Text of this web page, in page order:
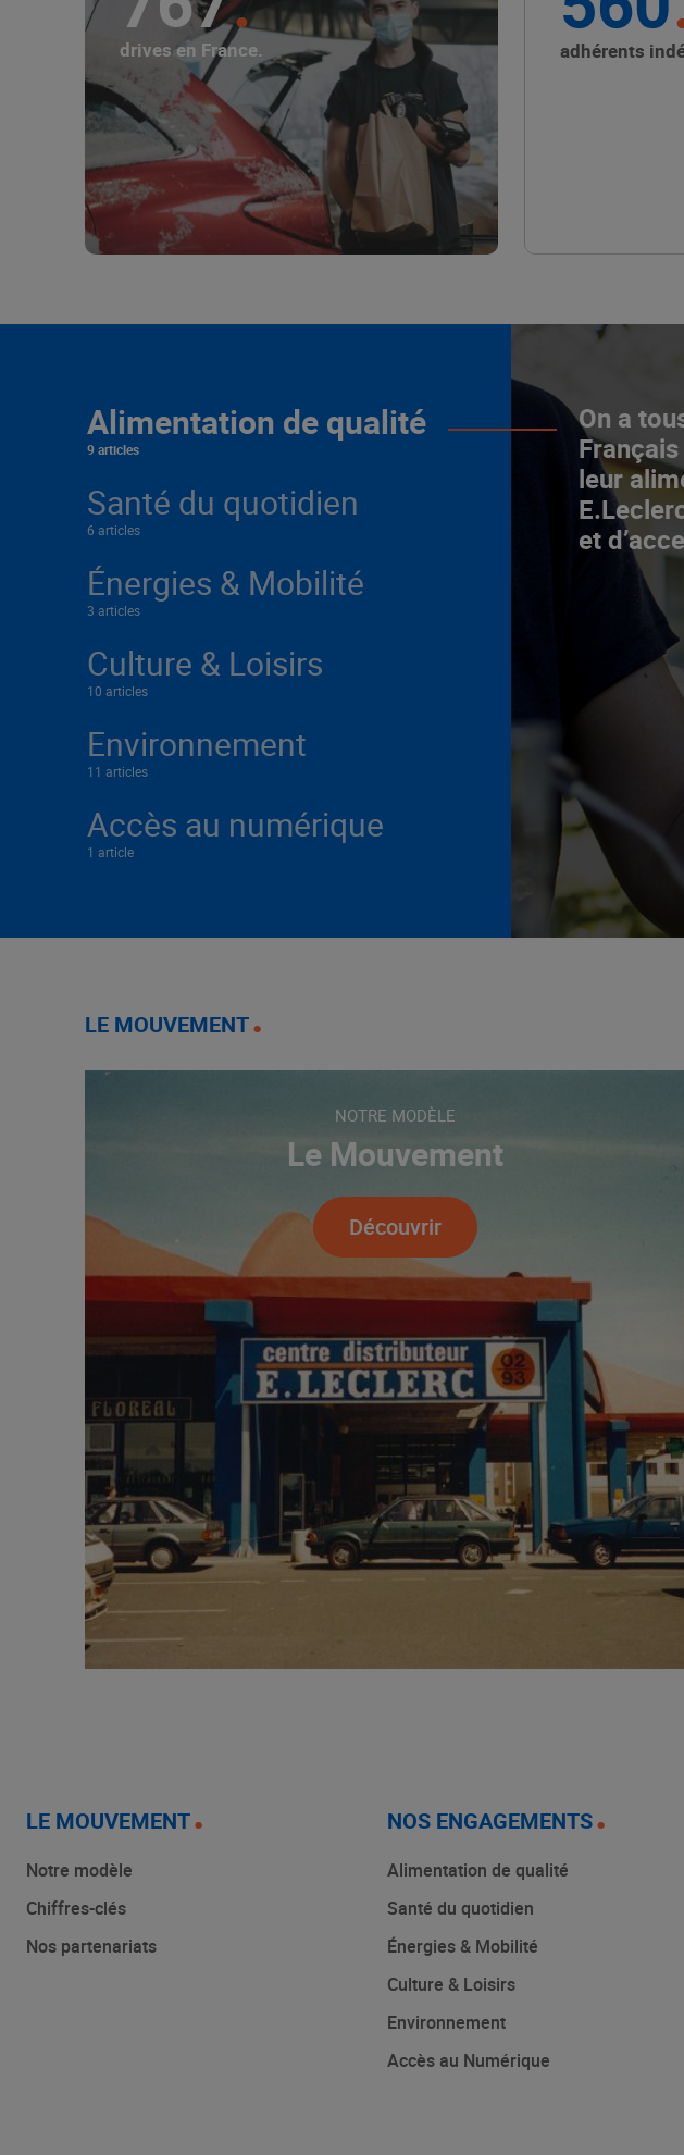
drives en France. adhérents
Alimentation de qualité
9 articles
On a
leur
et
Santé du quotidien
6 articles
Énergies & Mobilité
3 articles
Culture & Loisirs
10 articles
Environnement
11 articles
Accès au numérique
1 article
LE MOUVEMENT
NOTRE MODÈLE
Le Mouvement
Découvrir
LE MOUVEMENT
Notre modèle
Chiffres-clés
Nos partenariats
NOS ENGAGEMENTS
Alimentation de qualité
Santé du quotidien
Énergies & Mobilité
Culture & Loisirs
Environnement
Accès au Numérique